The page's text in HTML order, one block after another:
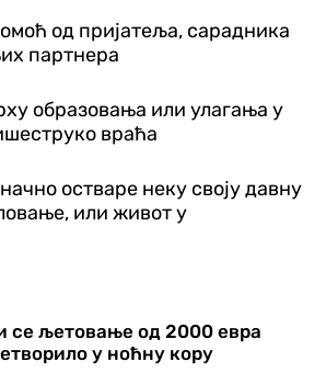
од пријатеља, сарадника
партнера
образовања или улагања у
враћа
остваре неку своју давну
или живот у
се љетовање од 2000 евра
у ноћну кору